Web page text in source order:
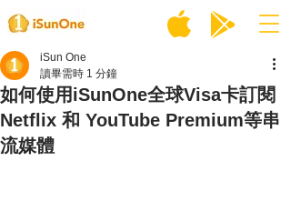
如何使用iSunOne全球Visa卡訂閱
Netflix 和 YouTube Premium等串
流媒體
iSun One
讀畢需時 1 分鐘